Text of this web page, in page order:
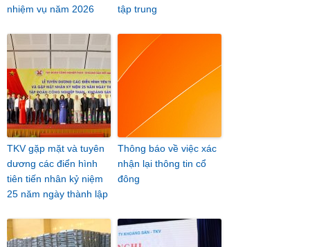
nhiệm vụ năm 2026
tập trung
TKV gặp mặt và tuyên
dương các điển hình
tiên tiến nhân kỷ niệm
25 năm ngày thành lập
Thông báo về việc xác
nhận lại thông tin cổ
đông